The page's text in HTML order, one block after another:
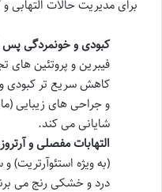
برای مدیریت حالات
کبودی و خونمردگی پس
فیبرین و پروتئین های
کاهش سریع تر کبودی و
و جراحی های زیبایی
شایانی می کند.
التهابات مفصلی و
(به ویژه استئوآرتریت)